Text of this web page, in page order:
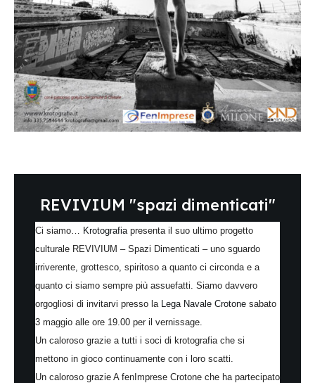
REVIVIUM "spazi dimenticati"
Ci siamo… Krotografia presenta il suo ultimo progetto
culturale REVIVIUM – Spazi Dimenticati – uno sguardo
irriverente, grottesco, spiritoso a quanto ci circonda e a
quanto ci siamo sempre più assuefatti. Siamo davvero
orgogliosi di invitarvi presso la
Lega Navale Crotone sabato
3 maggio alle ore 19.00 per il vernissage.
Un caloroso grazie a tutti i soci di krotografia che si
mettono in gioco continuamente con i loro scatti.
Un caloroso grazie A fenImprese Crotone che ha partecipato